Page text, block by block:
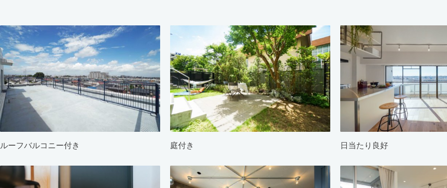
ルーフバルコニー付き 庭付き 日当たり良好